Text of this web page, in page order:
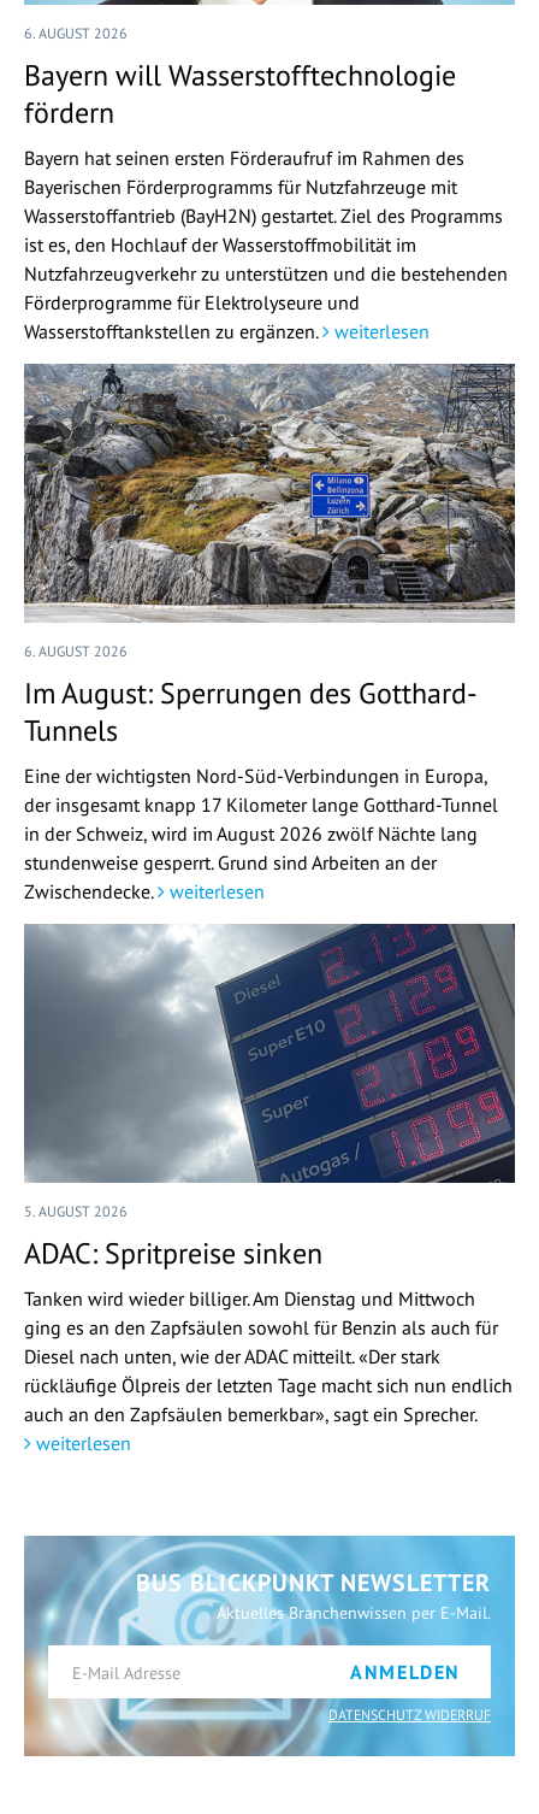
6. AUGUST 2026
Bayern will Wasserstofftechnologie
fördern
Bayern hat seinen ersten Förderaufruf im Rahmen des
Bayerischen Förderprogramms für Nutzfahrzeuge mit
Wasserstoffantrieb (BayH2N) gestartet. Ziel des Programms
ist es, den Hochlauf der Wasserstoffmobilität im
Nutzfahrzeugverkehr zu unterstützen und die bestehenden
Förderprogramme für Elektrolyseure und
Wasserstofftankstellen zu ergänzen.
weiterlesen
6. AUGUST 2026
Im August: Sperrungen des Gotthard-
Tunnels
Eine der wichtigsten Nord-Süd-Verbindungen in Europa,
der insgesamt knapp 17 Kilometer lange Gotthard-Tunnel
in der Schweiz, wird im August 2026 zwölf Nächte lang
stundenweise gesperrt. Grund sind Arbeiten an der
Zwischendecke.
weiterlesen
5. AUGUST 2026
ADAC: Spritpreise sinken
Tanken wird wieder billiger. Am Dienstag und Mittwoch
ging es an den Zapfsäulen sowohl für Benzin als auch für
Diesel nach unten, wie der ADAC mitteilt. «Der stark
rückläufige Ölpreis der letzten Tage macht sich nun endlich
auch an den Zapfsäulen bemerkbar», sagt ein Sprecher.
weiterlesen
BUS BLICKPUNKT NEWSLETTER
Aktuelles Branchenwissen per E-Mail.
ANMELDEN
DATENSCHUTZ WIDERRUF